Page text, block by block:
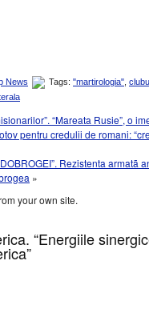
News Tags: "martirologia"
“Mareata Rusie”, o
pentru credulii de romani:
Rezistenta armatã
»
your own site.
“Energiile